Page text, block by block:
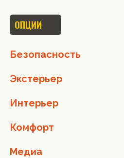
ОПЦИИ
Безопасность
Экстерьер
Интерьер
Комфорт
Медиа